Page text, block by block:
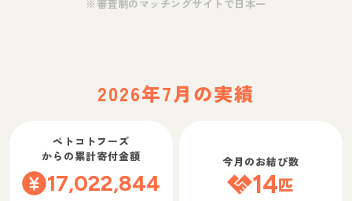
※審査制のマッチングサイトで日本一
2026年7月の実績
ペトコトフーズ
からの累計寄付金額
17,022,844
今月のお結び数
14匹